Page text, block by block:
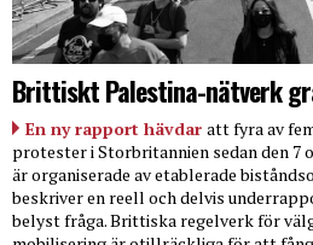
Brittiskt Palestina-nätverk
En ny rapport hävdar att fyra av
protester i Storbritannien sedan den 7
är organiserade av etablerade
beskriver en reell och delvis
belyst fråga. Brittiska regelverk för